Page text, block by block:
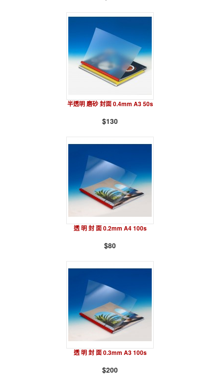
半透明 磨砂 封面 0.4mm A3 50s
$130
透 明 封 面 0.2mm A4 100s
$80
透 明 封 面 0.3mm A3 100s
$200